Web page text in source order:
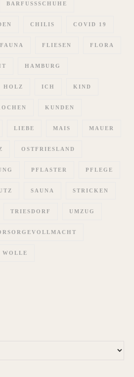
BARFUSSSCHUHE
CHILIS COVID 19
FAUNA FLIESEN FLORA
HAMBURG
HOLZ ICH KIND
KUNDEN
LIEBE MAIS MAUER
OSTFRIESLAND
PFLASTER PFLEGE
SAUNA STRICKEN
TRIESDORF UMZUG
WOLLE